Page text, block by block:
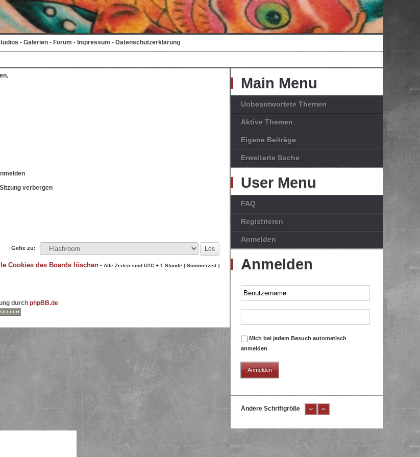
- Galerien - Forum - Impressum - Datenschutzerklärung
verbergen
Gehe zu:
Cookies des Boards löschen • Alle Zeiten sind UTC + 1 Stunde [ Sommerzeit ]
durch phpBB.de
Main Menu
Unbeantwortete Themen
Aktive Themen
Eigene Beiträge
Erweiterte Suche
User Menu
FAQ
Registrieren
Anmelden
Anmelden
Mich bei jedem Besuch automatisch
anmelden
Ändere Schriftgröße